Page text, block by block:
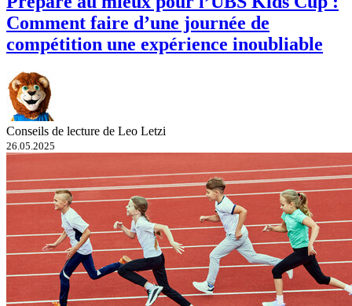
Comment faire d’une journée de
compétition une expérience inoubliable
Conseils de lecture de Leo Letzi
26.05.2025